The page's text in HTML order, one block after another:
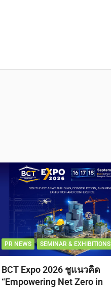
PR NEWS SEMINAR & EXHIBITIONS
BCT Expo 2026 ชูแนวคิด
“Empowering Net Zero in